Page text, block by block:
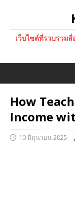
เว็บไซต์ที่รวบรวม
How
Income
10 มิถุนายน 2025